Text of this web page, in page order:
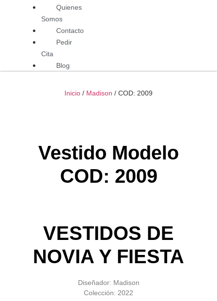
Quienes
Somos
Contacto
Pedir
Cita
Blog
Inicio / Madison / COD: 2009
Vestido Modelo
COD: 2009
VESTIDOS DE
NOVIA Y FIESTA
Diseñador: Madison
Colección: 2022